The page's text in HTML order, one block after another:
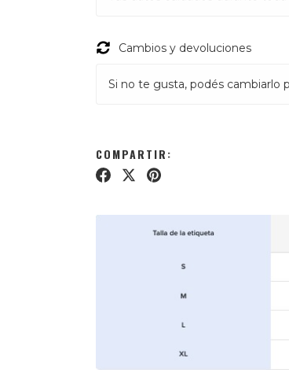
Cambios y devoluciones
Si no te gusta, podés cambiarlo
COMPARTIR: